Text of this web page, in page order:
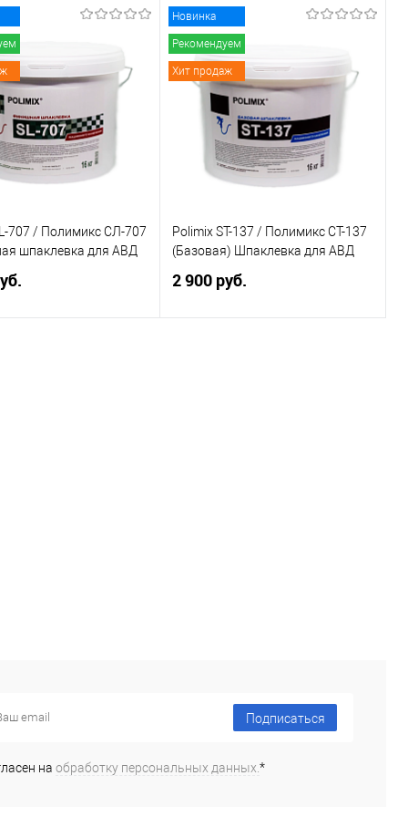
Подписаться
в 1 клик
К сравнению
Недоступно
FC /
Спрейпластер -
Подписаться
Купить в 1 клик
К сравнению
В избранное
Недоступно
Элемент каталога:
PROMALER ALL PURPOSE
Шпатлевка полимерная 11,5 л
707 / Полимикс СЛ-707
шпаклевка для АВД
Новинка
Рекомендуем
Хит продаж
Polimix ST-137 / Полимикс СТ-137
(Базовая) Шпаклевка для АВД
2 900 руб.
Подписаться
на обработку персональных данных. *